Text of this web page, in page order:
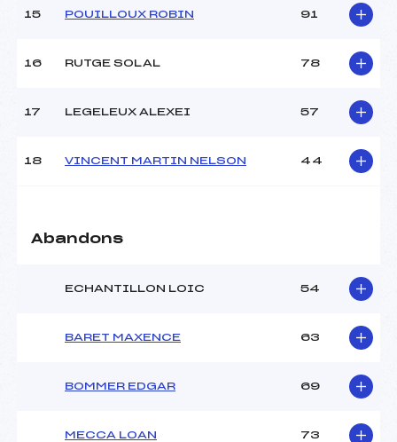
Pénalité appliquée :
15 POUILLOUX ROBIN 91
16 RUTGE SOLAL 78
17 LEGELEUX ALEXEI 57
18 VINCENT MARTIN NELSON 44
Abandons
ECHANTILLON LOIC 54
BARET MAXENCE 63
BOMMER EDGAR 69
MECCA LOAN 73